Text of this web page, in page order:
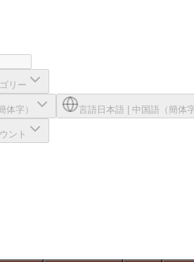
リー
体字） 言語 日本語 中国語（簡体
ント